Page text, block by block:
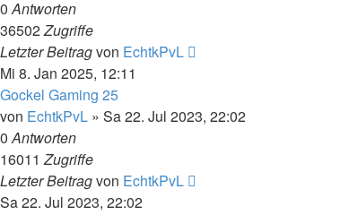
0Antworten
36502Zugriffe
Letzter Beitragvon EchtkPvL
Mi 8. Jan 2025, 12:11
Gockel Gaming 25
von EchtkPvL » Sa 22. Jul 2023, 22:02
0Antworten
16011Zugriffe
Letzter Beitragvon EchtkPvL
Sa 22. Jul 2023, 22:02